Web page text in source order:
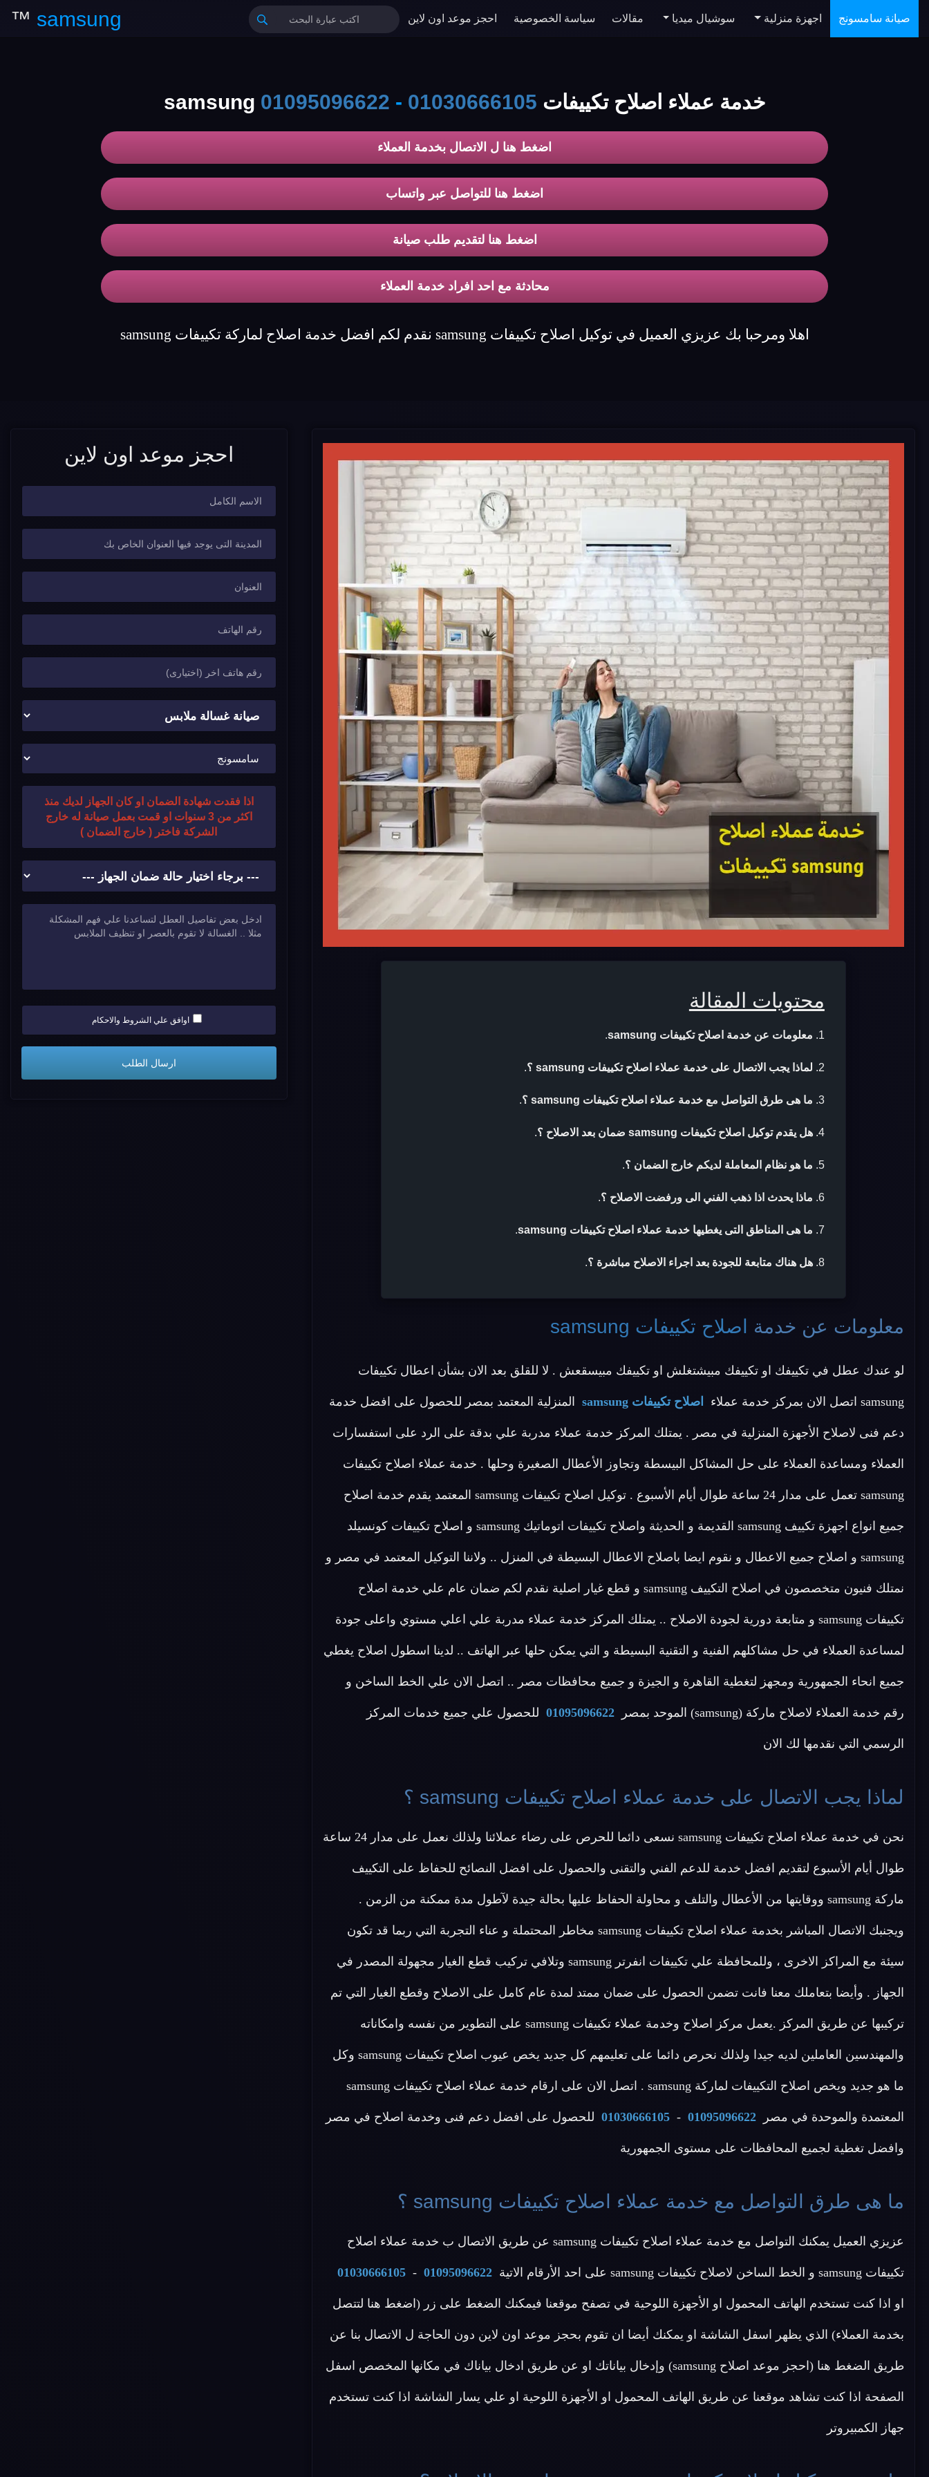
samsung
™ صيانة سامسونج اجهزة منزلية سوشيال ميديا مقالات سياسة الخصوصية احجز موعد اون لاين
خدمة عملاء اصلاح تكييفات samsung 01095096622 - 01030666105
اضغط هنا ل الاتصال بخدمة العملاء
اضغط هنا للتواصل عبر واتساب
اضغط هنا لتقديم طلب صيانة
محادثة مع احد افراد خدمة العملاء
اهلا ومرحبا بك عزيزي العميل في توكيل اصلاح تكييفات samsung نقدم لكم افضل خدمة اصلاح لماركة تكييفات samsung
محتويات المقالة
معلومات عن خدمة اصلاح تكييفات samsung .
لماذا يجب الاتصال على خدمة عملاء اصلاح تكييفات samsung ؟ .
ما هى طرق التواصل مع خدمة عملاء اصلاح تكييفات samsung ؟ .
هل يقدم توكيل اصلاح تكييفات samsung ضمان بعد الاصلاح ؟ .
ما هو نظام المعاملة لديكم خارج الضمان ؟.
ماذا يحدث اذا ذهب الفني الى ورفضت الاصلاح ؟.
ما هى المناطق التى يغطيها خدمة عملاء اصلاح تكييفات samsung .
هل هناك متابعة للجودة بعد اجراء الاصلاح مباشرة ؟.
معلومات عن خدمة اصلاح تكييفات samsung
لو عندك عطل في تكييفك او تكييفك مبيشتغلش او تكييفك مبيسقعش . لا للقلق بعد الان بشأن اعطال تكييفات
samsung اتصل الان بمركز خدمة عملاء اصلاح تكييفات samsung المنزلية المعتمد بمصر للحصول على افضل خدمة
دعم فنى لاصلاح الأجهزة المنزلية في مصر . يمتلك المركز خدمة عملاء مدربة علي بدقة على الرد على استفسارات
العملاء ومساعدة العملاء على حل المشاكل البيسطة وتجاوز الأعطال الصغيرة وحلها . خدمة عملاء اصلاح تكييفات
samsung تعمل على مدار 24 ساعة طوال أيام الأسبوع . توكيل اصلاح تكييفات samsung المعتمد يقدم خدمة اصلاح
جميع انواع اجهزة تكييف samsung القديمة و الحديثة واصلاح تكييفات اتوماتيك samsung و اصلاح تكييفات كونسيلد
samsung و اصلاح جميع الاعطال و نقوم ايضا باصلاح الاعطال البسيطة في المنزل .. ولاننا التوكيل المعتمد في مصر و
نمتلك فنيون متخصصون في اصلاح التكييف samsung و قطع غيار اصلية نقدم لكم ضمان عام علي خدمة اصلاح
تكييفات samsung و متابعة دورية لجودة الاصلاح .. يمتلك المركز خدمة عملاء مدربة علي اعلي مستوي واعلى جودة
لمساعدة العملاء في حل مشاكلهم الفنية و التقنية البسيطة و التي يمكن حلها عبر الهاتف .. لدينا اسطول اصلاح يغطي
جميع انحاء الجمهورية ومجهز لتغطية القاهرة و الجيزة و جميع محافظات مصر .. اتصل الان علي الخط الساخن و
رقم خدمة العملاء لاصلاح ماركة (samsung) الموحد بمصر 01095096622 للحصول علي جميع خدمات المركز
الرسمي التي نقدمها لك الان
لماذا يجب الاتصال على خدمة عملاء اصلاح تكييفات samsung ؟
نحن في خدمة عملاء اصلاح تكييفات samsung نسعى دائما للحرص على رضاء عملائنا ولذلك نعمل على مدار 24 ساعة
طوال أيام الأسبوع لتقديم افضل خدمة للدعم الفني والتقنى والحصول على افضل النصائح للحفاظ على التكييف
ماركة samsung ووقايتها من الأعطال والتلف و محاولة الحفاظ عليها بحالة جيدة لآطول مدة ممكنة من الزمن .
ويجنبك الاتصال المباشر بخدمة عملاء اصلاح تكييفات samsung مخاطر المحتملة و عناء التجربة التي ربما قد تكون
سيئة مع المراكز الاخرى ، وللمحافظة علي تكييفات انفرتر samsung وتلافي تركيب قطع الغيار مجهولة المصدر في
الجهاز . وأيضا بتعاملك معنا فانت تضمن الحصول على ضمان ممتد لمدة عام كامل على الاصلاح وقطع الغيار التي تم
تركيبها عن طريق المركز .يعمل مركز اصلاح وخدمة عملاء تكييفات samsung على التطوير من نفسه وامكاناته
والمهندسين العاملين لديه جيدا ولذلك نحرص دائما على تعليمهم كل جديد يخص عيوب اصلاح تكييفات samsung وكل
ما هو جديد ويخص اصلاح التكييفات لماركة samsung . اتصل الان على ارقام خدمة عملاء اصلاح تكييفات samsung
المعتمدة والموحدة في مصر 01095096622
-
01030666105 للحصول على افضل دعم فنى وخدمة اصلاح في مصر
وافضل تغطية لجميع المحافظات على مستوى الجمهورية
ما هى طرق التواصل مع خدمة عملاء اصلاح تكييفات samsung ؟
عزيزي العميل يمكنك التواصل مع خدمة عملاء اصلاح تكييفات samsung عن طريق الاتصال ب خدمة عملاء اصلاح
تكييفات samsung و الخط الساخن لاصلاح تكييفات samsung على احد الأرقام الاتية 01095096622
-
01030666105
او اذا كنت تستخدم الهاتف المحمول او الأجهزة اللوحية في تصفح موقعنا فيمكنك الضغط على زر (اضغط هنا لتتصل
بخدمة العملاء) الذي يظهر اسفل الشاشة او يمكنك أيضا ان تقوم بحجز موعد اون لاين دون الحاجة ل الاتصال بنا عن
طريق الضغط هنا (احجز موعد اصلاح samsung) وإدخال بياناتك او عن طريق ادخال بياناك في مكانها المخصص اسفل
الصفحة اذا كنت تشاهد موقعنا عن طريق الهاتف المحمول او الأجهزة اللوحية او علي يسار الشاشة اذا كنت تستخدم
جهاز الكمبيروتر
احجز موعد اون لاين
اذا فقدت شهادة الضمان او كان الجهاز لديك منذ
اكثر من 3 سنوات او قمت بعمل صيانة له خارج
الشركة فاختر ( خارج الضمان )
اوافق علي الشروط والاحكام